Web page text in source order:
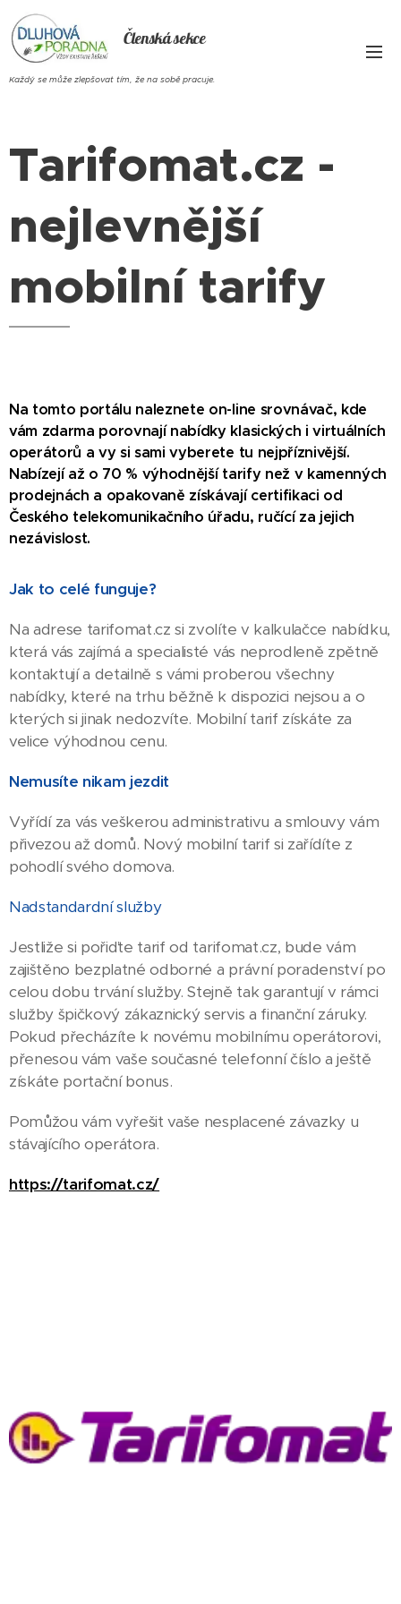
Členská sekce
Každý se může zlepšovat tím, že na sobě pracuje.
Tarifomat.cz -
nejlevnější
mobilní tarify
Na tomto portálu naleznete on-line srovnávač, kde
vám zdarma porovnají nabídky klasických i virtuálních
operátorů a vy si sami vyberete tu nejpříznivější.
Nabízejí až o 70 % výhodnější tarify než v kamenných
prodejnách a opakovaně získávají certifikaci od
Českého telekomunikačního úřadu, ručící za jejich
nezávislost.
Jak to celé funguje?
Na adrese tarifomat.cz si zvolíte v kalkulačce nabídku,
která vás zajímá a specialisté vás neprodleně zpětně
kontaktují a detailně s vámi proberou všechny
nabídky, které na trhu běžně k dispozici nejsou a o
kterých si jinak nedozvíte. Mobilní tarif získáte za
velice výhodnou cenu.
Nemusíte nikam jezdit
Vyřídí za vás veškerou administrativu a smlouvy vám
přivezou až domů. Nový mobilní tarif si zařídíte z
pohodlí svého domova.
Nadstandardní služby
Jestliže si pořiďte tarif od tarifomat.cz, bude vám
zajištěno bezplatné odborné a právní poradenství po
celou dobu trvání služby. Stejně tak garantují v rámci
služby špičkový zákaznický servis a finanční záruky.
Pokud přecházíte k novému mobilnímu operátorovi,
přenesou vám vaše současné telefonní číslo a ještě
získáte portační bonus.
Pomůžou vám vyřešit vaše nesplacené závazky u
stávajícího operátora.
https://tarifomat.cz/